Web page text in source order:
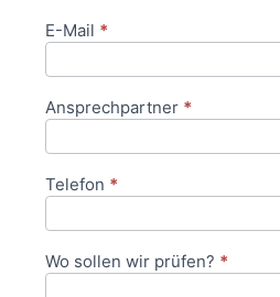
E-Mail *
Ansprechpartner *
Telefon *
Wo sollen wir prüfen? *